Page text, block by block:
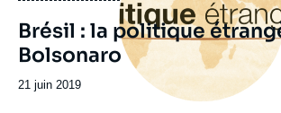
Brésil : la politique
Bolsonaro
Date
21 juin 2019